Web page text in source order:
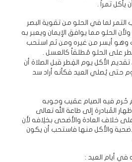
يأكل تمراً .
لما في الحلو من تقوية البصر
الحلو مما يوافق الإيمان ويعبر به
وهو أيسر من غيره ومن ثم استحب
على الحلو مُطلقاً كالعسل .
الأكل يوم الفِطر قبل الصلاة أن
حتى يُصلي العيد فكأنه أراد سد
حُرم فيه الصيام عقيب وجوبه
المُبادرة إلى طاعة الله تعالى
خلاف العادة والأضحى بخلِافه لأن
والأكل منها فاستحب أن يكون